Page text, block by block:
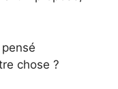
pensé
chose ?